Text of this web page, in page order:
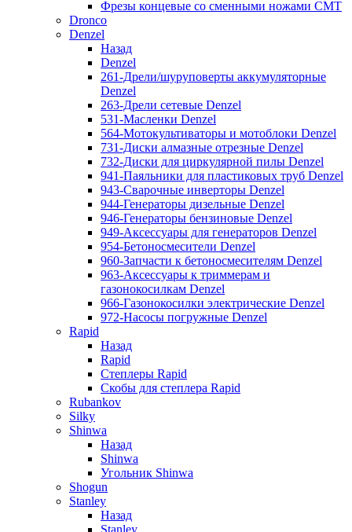
Фрезы концевые со сменными ножами CMT
Dronco
Denzel
Назад
Denzel
261-Дрели/шуруповерты аккумуляторные
Denzel
263-Дрели сетевые Denzel
531-Масленки Denzel
564-Мотокультиваторы и мотоблоки Denzel
731-Диски алмазные отрезные Denzel
732-Диски для циркулярной пилы Denzel
941-Паяльники для пластиковых труб Denzel
943-Сварочные инверторы Denzel
944-Генераторы дизельные Denzel
946-Генераторы бензиновые Denzel
949-Аксессуары для генераторов Denzel
954-Бетоносмесители Denzel
960-Запчасти к бетоносмесителям Denzel
963-Аксессуары к триммерам и
газонокосилкам Denzel
966-Газонокосилки электрические Denzel
972-Насосы погружные Denzel
Rapid
Назад
Rapid
Степлеры Rapid
Скобы для cтеплера Rapid
Rubankov
Silky
Shinwa
Назад
Shinwa
Угольник Shinwa
Shogun
Stanley
Назад
Stanley